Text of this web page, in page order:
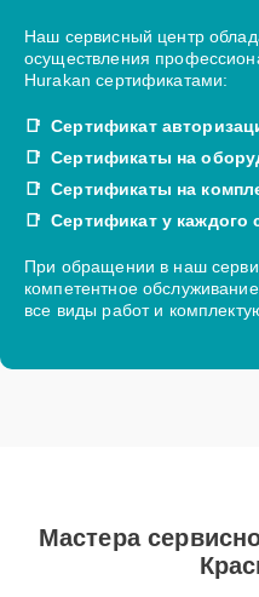
Наш сервисный центр
осуществления
Hurakan сертификатами:
Сертификат
Сертификаты на
Сертификаты на
Сертификат у каждого
При обращении в наш
компетентное
все виды работ и
Мастера